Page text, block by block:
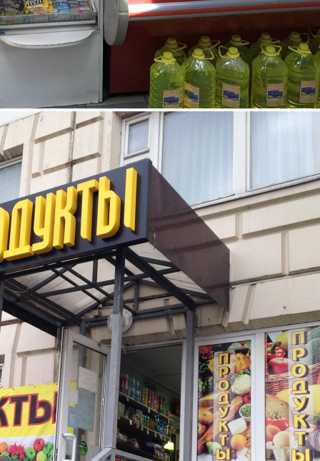
Аренда
Жилой дом
115855 - Г. МОСКВА,
ПСКОВСКАЯ УЛИЦА,
Д.7К1
Москва / Московская обл
Получить контакты
Посмотреть на карте
Сдается помещение свободного назначения, площадью 81
кв.м, в прямую аренду, на любой срок, с возможностью
арендных каникул. Включено в ставку: коммунальные
платежи, эксплуатационные расходы. Минимальный срок
аренды 3 мес, предоставляется юридический адрес.
Помещение располагается на 1-м этаже большого жилого...
402 (+1)
Навигация
Характеристики
О помещении
Где находится
Контакты
Другие объявления